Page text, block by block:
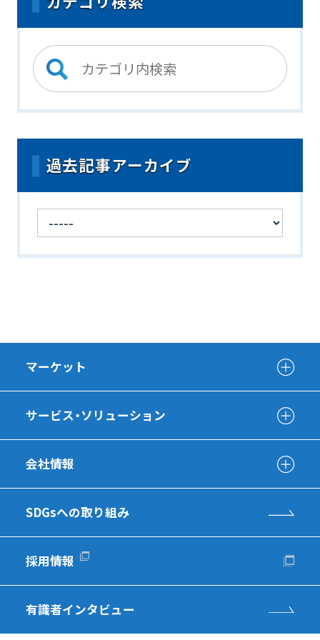
過去記事アーカイブ
マーケット
サービス・ソリューション
会社情報
SDGsへの取り組み
採用情報
有識者インタビュー